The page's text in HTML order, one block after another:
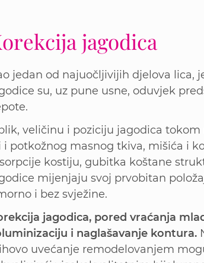
jagodica
jedan od najuočljivijih djelova lica,
su, uz pune usne, oduvjek
veličinu i poziciju jagodica
i potkožnog masnog tkiva, mišića i
kostiju, gubitka koštane
mijenjaju svoj prvobitan
i bez svježine.
jagodica, pored vraćanja
i naglašavanje kontura.
uvećanje remodelovanjem